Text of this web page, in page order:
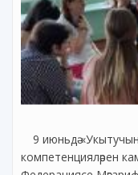
9 июньдә
компетенцияләрен